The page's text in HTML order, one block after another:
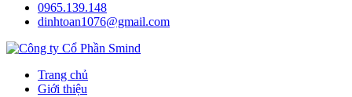
0965.139.148
dinhtoan1076@gmail.com
Trang chủ
Giới thiệu